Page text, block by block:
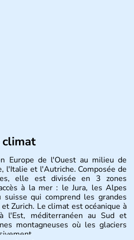
climat
Europe de l'Ouest au milieu de
l'Italie et l'Autriche. Composée de
elle est divisée en 3 zones
à la mer : le Jura, les Alpes
qui comprend les grandes
Zurich. Le climat est océanique à
l'Est, méditerranéen au Sud et
montagneuses où les glaciers